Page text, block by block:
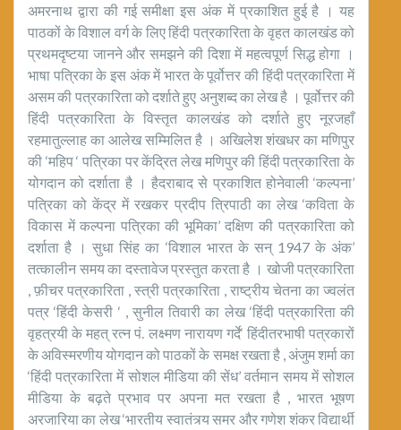
अमरनाथ द्वारा की गई समीक्षा इस अंक में प्रकाशित हुई है । यह
पाठकों के विशाल वर्ग के लिए हिंदी पत्रकारिता के वृहत कालखंड को
प्रथमदृष्टया जानने और समझने की दिशा में महत्वपूर्ण सिद्ध होगा ।
भाषा पत्रिका के इस अंक में भारत के पूर्वोत्तर की हिंदी पत्रकारिता में
असम की पत्रकारिता को दर्शाते हुए अनुशब्द का लेख है । पूर्वोत्तर की
हिंदी पत्रकारिता के विस्तृत कालखंड को दर्शाते हुए नूरजहाँ
रहमातुल्लाह का आलेख सम्मिलित है । अखिलेश शंखधर का मणिपुर
की ‘महिप ‘ पत्रिका पर केंद्रित लेख मणिपुर की हिंदी पत्रकारिता के
योगदान को दर्शाता है । हैदराबाद से प्रकाशित होनेवाली ‘कल्पना’
पत्रिका को केंद्र में रखकर प्रदीप त्रिपाठी का लेख ‘कविता के
विकास में कल्पना पत्रिका की भूमिका’ दक्षिण की पत्रकारिता को
दर्शाता है । सुधा सिंह का ‘विशाल भारत के सन् 1947 के अंक’
तत्कालीन समय का दस्तावेज प्रस्तुत करता है । खोजी पत्रकारिता
, फ़ीचर पत्रकारिता , स्त्री पत्रकारिता , राष्ट्रीय चेतना का ज्वलंत
पत्र ‘हिंदी केसरी ‘ , सुनील तिवारी का लेख ‘हिंदी पत्रकारिता की
वृहत्रयी के महत् रत्न पं. लक्ष्मण नारायण गर्दे‘ हिंदीतरभाषी पत्रकारों
के अविस्मरणीय योगदान को पाठकों के समक्ष रखता है , अंजुम शर्मा का
‘हिंदी पत्रकारिता में सोशल मीडिया की सेंध’ वर्तमान समय में सोशल
मीडिया के बढ़ते प्रभाव पर अपना मत रखता है , भारत भूषण
अरजारिया का लेख ‘भारतीय स्वातंत्र्य समर और गणेश शंकर विद्यार्थी